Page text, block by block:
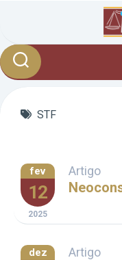
STF
fev
12
2025
Artigo
dez Artigo